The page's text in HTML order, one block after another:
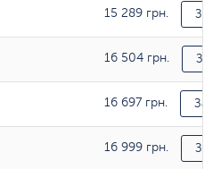
15 289 грн.
16 504 грн.
16 697 грн.
16 999 грн.